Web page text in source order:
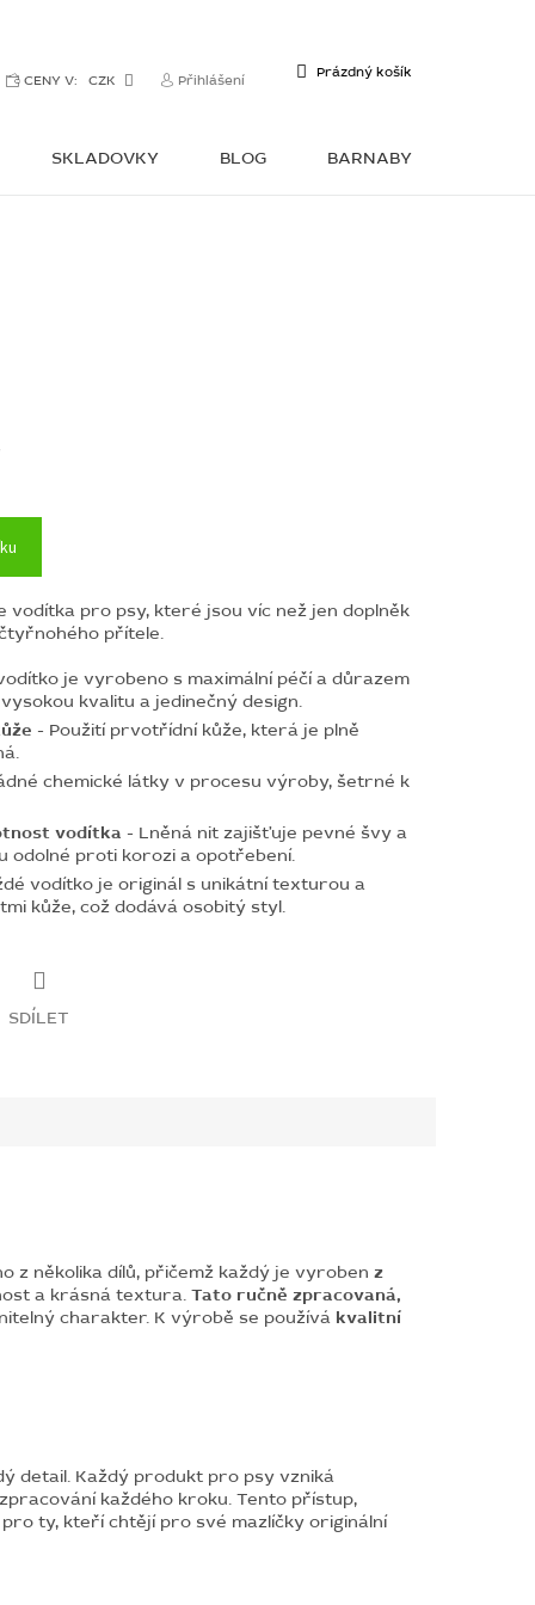
CENY V: CZK Přihlášení
NÁKUPNÍ
Prázdný košík
SKLADOVKY BLOG BARNABY
vodítka pro psy, které jsou víc než jen doplněk
přítele.
je vyrobeno s maximální péčí a důrazem
kvalitu a jedinečný design.
- Použití prvotřídní kůže, která je plně
chemické látky v procesu výroby, šetrné k
vodítka - Lněná nit zajišťuje pevné švy a
odolné proti korozi a opotřebení.
vodítko je originál s unikátní texturou a
kůže, což dodává osobitý styl.
SDÍLET
z několika dílů, přičemž každý je vyroben z
a krásná textura. Tato ručně zpracovaná,
charakter. K výrobě se používá kvalitní
detail. Každý produkt pro psy vzniká
každého kroku. Tento přístup,
ty, kteří chtějí pro své mazlíčky originální